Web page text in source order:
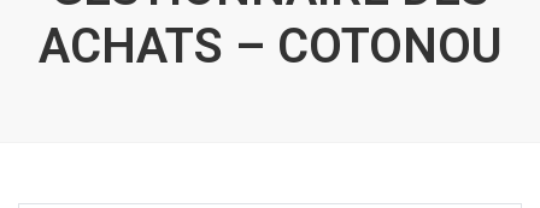
ACHATS – COTONOU